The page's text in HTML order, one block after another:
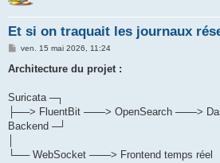
Et si on traquait les journaux
M
s
g
ven. 15 mai 2026, 11:24
Architecture du projet :
Suricata ─┐
├──> FluentBit ───> OpenSearch ───>
Backend ─┘
└── WebSocket ───> Frontend temps réel